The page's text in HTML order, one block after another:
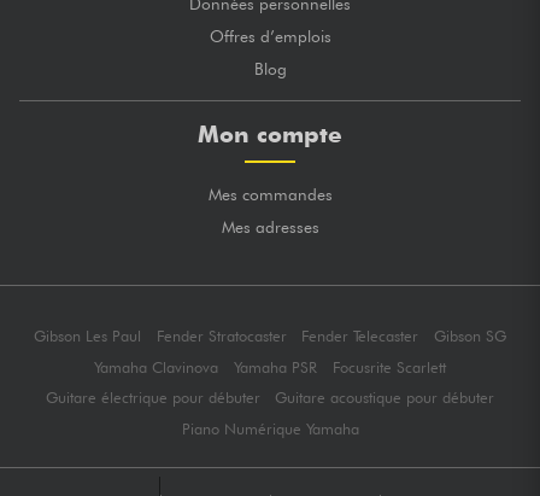
Données personnelles
Offres d’emplois
Blog
Mon compte
Mes commandes
Mes adresses
Gibson Les Paul Fender Stratocaster Fender Telecaster
Gibson SG
Yamaha Clavinova
Yamaha PSR
Focusrite Scarlett
Guitare électrique pour débuter
Guitare acoustique pour débuter
Piano Numérique Yamaha